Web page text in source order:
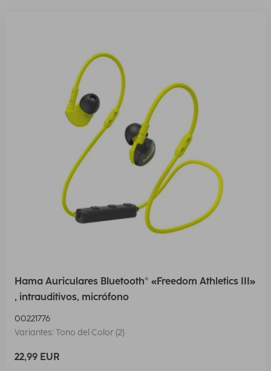
Hama Auriculares Bluetooth® «Freedom Athletics III»
, intrauditivos, micrófono
00221776
Variantes: Tono del Color (2)
22,99 EUR